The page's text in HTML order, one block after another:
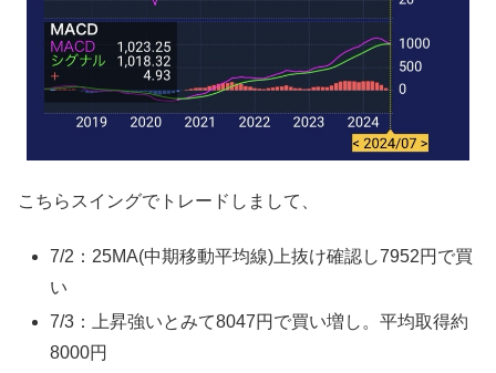
こちらスイングでトレードしまして、
7/2：25MA(中期移動平均線)上抜け確認し7952円で買
い
7/3：上昇強いとみて8047円で買い増し。平均取得約
8000円